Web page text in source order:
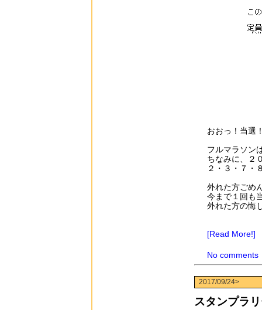
おおっ！当選
フルマラソン
ちなみに、２
２・３・７・
外れた方ごめ
今まで１回も
外れた方の悔
[Read More!]
No comments
2017/09/24>
スタンプラ